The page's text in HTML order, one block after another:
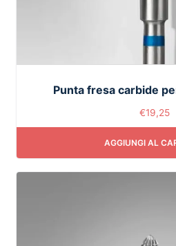
Punta fresa carbide
€19,25
AGGIUNGI AL